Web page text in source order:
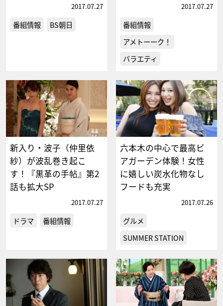
2017.07.27
番組情報 BS朝日
2017.07.27
番組情報
アメトーーク！
バラエティ
新入り・波子（仲里依
紗）が波乱巻き起こ
す！『黒革の手帖』第2
話も拡大SP
2017.07.27
ドラマ 番組情報
六本木の中心で最高ビ
アガーデン体験！女性
に嬉しい炭水化物なし
フードも充実
2017.07.26
グルメ
SUMMER STATION